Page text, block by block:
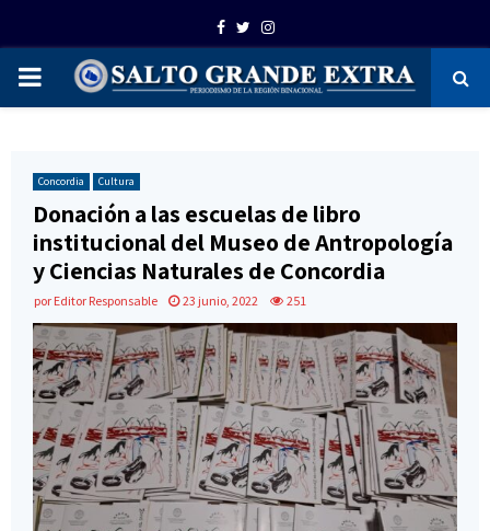
Facebook
TwitterInstagram
PRIMARY
Concordia Cultura
Donación a las escuelas de libro
institucional del Museo de Antropología
y Ciencias Naturales de Concordia
por Editor Responsable 23 junio, 2022 251